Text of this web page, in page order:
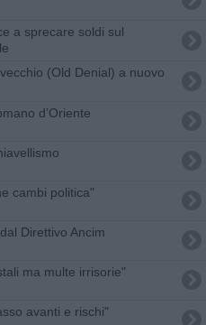
a sprecare soldi sul
(Old Denial) a nuovo
d’Oriente
cambi politica"
Direttivo Ancim
ma multe irrisorie"
avanti e rischi"